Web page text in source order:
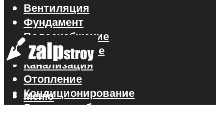
Вентиляция
Фундамент
Водоснабжение
Газоснабжение
Канализация
Отопление
Кондиционирование
Электроснабжение
Меню